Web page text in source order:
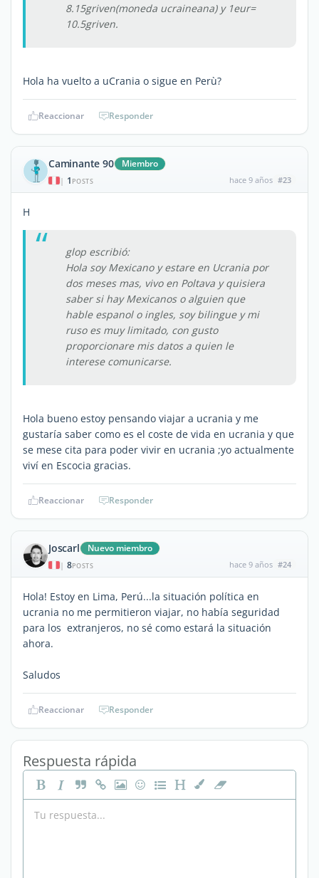
8.15griven(moneda ucraineana) y 1eur=
10.5griven.
Hola ha vuelto a uCrania o sigue en Perù?
Reaccionar Responder
Caminante 90 Miembro
| 1 POSTS hace 9 años #23
H
glop escribió:
Hola soy Mexicano y estare en Ucrania por
dos meses mas, vivo en Poltava y quisiera
saber si hay Mexicanos o alguien que
hable espanol o ingles, soy bilingue y mi
ruso es muy limitado, con gusto
proporcionare mis datos a quien le
interese comunicarse.
Hola bueno estoy pensando viajar a ucrania y me
gustaría saber como es el coste de vida en ucrania y que
se mese cita para poder vivir en ucrania ;yo actualmente
viví en Escocia gracias.
Reaccionar Responder
Joscarl Nuevo miembro
| 8POSTS hace 9 años #24
Hola! Estoy en Lima, Perú...la situación política en
ucrania no me permitieron viajar, no había seguridad
para los extranjeros, no sé como estará la situación
ahora.
Saludos
Reaccionar Responder
Respuesta rápida